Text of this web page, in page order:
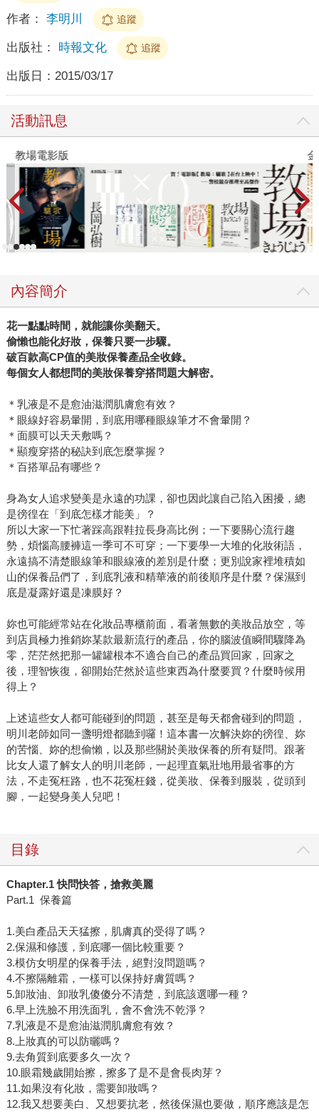
作者： 李明川 追蹤
出版社： 時報文化 追蹤
出版日： 2015/03/17
活動訊息
教場電影版
內容簡介
花一點點時間，就能讓你美翻天。
偷懶也能化好妝，保養只要一步驟。
破百款高CP值的美妝保養產品全收錄。
每個女人都想問的美妝保養穿搭問題大解密。
＊乳液是不是愈油滋潤肌膚愈有效？
＊眼線好容易暈開，到底用哪種眼線筆才不會暈開？
＊面膜可以天天敷嗎？
＊顯瘦穿搭的秘訣到底怎麼掌握？
＊百搭單品有哪些？
身為女人追求變美是永遠的功課，卻也因此讓自己陷入困擾，總
是徬徨在「到底怎樣才能美」？
所以大家一下忙著踩高跟鞋拉長身高比例；一下要關心流行趨
勢，煩惱高腰褲這一季可不可穿；一下要學一大堆的化妝術語，
永遠搞不清楚眼線筆和眼線液的差別是什麼；更別說家裡堆積如
山的保養品們了，到底乳液和精華液的前後順序是什麼？保濕到
底是凝露好還是凍膜好？
妳也可能經常站在化妝品專櫃前面，看著無數的美妝品放空，等
到店員極力推銷妳某款最新流行的產品，你的腦波值瞬間驟降為
零，茫茫然把那一罐罐根本不適合自己的產品買回家，回家之
後，理智恢復，卻開始茫然於這些東西為什麼要買？什麼時候用
得上？
上述這些女人都可能碰到的問題，甚至是每天都會碰到的問題，
明川老師如同一盞明燈都聽到囉！這本書一次解決妳的徬徨、妳
的苦惱、妳的想偷懶，以及那些關於美妝保養的所有疑問。跟著
比女人還了解女人的明川老師，一起理直氣壯地用最省事的方
法，不走冤枉路，也不花冤枉錢，從美妝、保養到服裝，從頭到
腳，一起變身美人兒吧！
目錄
Chapter.1快問快答，搶救美麗
Part.1 保養篇
1.美白產品天天猛擦，肌膚真的受得了嗎？
2.保濕和修護，到底哪一個比較重要？
3.模仿女明星的保養手法，絕對沒問題嗎？
4.不擦隔離霜，一樣可以保持好膚質嗎？
5.卸妝油、卸妝乳傻傻分不清楚，到底該選哪一種？
6.早上洗臉不用洗面乳，會不會洗不乾淨？
7.乳液是不是愈油滋潤肌膚愈有效？
8.上妝真的可以防曬嗎？
9.去角質到底要多久一次？
10.眼霜幾歲開始擦，擦多了是不是會長肉芽？
11.如果沒有化妝，需要卸妝嗎？
12.我又想要美白、又想要抗老，然後保濕也要做，順序應該是怎